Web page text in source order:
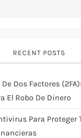
RECENT POSTS
Dos Factores
El Robo De Dinero
Para Proteger